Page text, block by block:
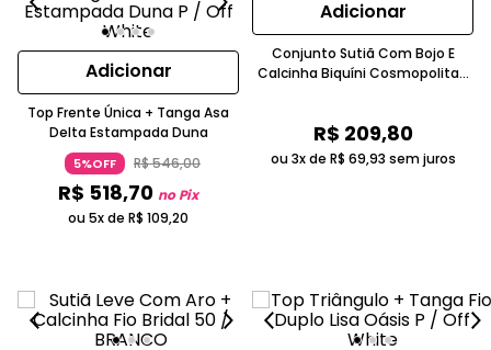
Adicionar
Top Frente Única + Tanga Asa
Delta Estampada Duna
5%OFF R$546,00
R$ 518,70 no Pix
ou 5x de R$ 109,20
Adicionar
Conjunto Sutiã Com Bojo E
Calcinha Biquíni Cosmopolitan
R$ 209,80
ou 3x de R$ 69,93 sem juros